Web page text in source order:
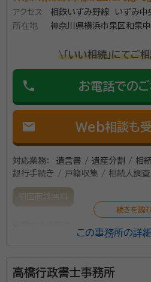
アクセス
相鉄いずみ野線 いずみ
所在地
神奈川県横浜市泉区和
\「いい相続」にてご
phone お電話での
mail Web相談も
対応業務：
遺言書 / 遺産分割 / 相
銀行手続き / 戸籍収集 / 相続人調査
初回面談無料
資格等：行政書士
この事務所の詳
高橋行政書士事務所